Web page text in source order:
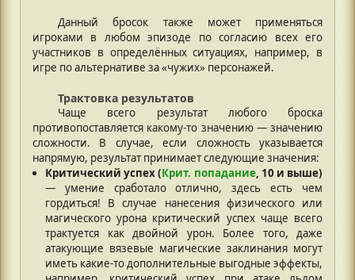
Данный бросок также может применяться
игроками в любом эпизоде по согласию всех его
участников в определённых ситуациях, например, в
игре по альтернативе за «чужих» персонажей.
Трактовка результатов
Чаще всего результат любого броска
противопоставляется какому-то значению — значению
сложности. В случае, если сложность указывается
напрямую, результат принимает следующие значения:
Критический успех (Крит. попадание, 10 и выше)
— умение сработало отлично, здесь есть чем
гордиться! В случае нанесения физического или
магического урона критический успех чаще всего
трактуется как двойной урон. Более того, даже
атакующие вязевые магические заклинания могут
иметь какие-то дополнительные выгодные эффекты,